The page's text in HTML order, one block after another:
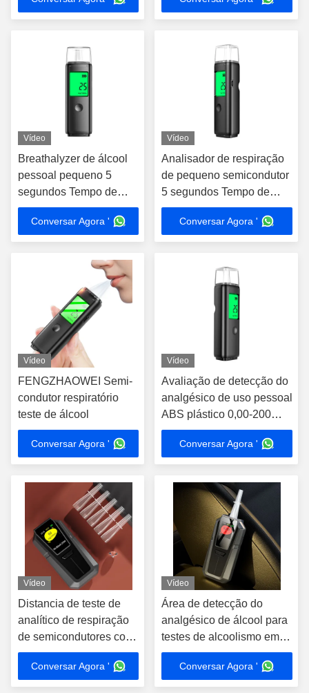
em casa
Vídeo
Breathalyzer de álcool
pessoal pequeno 5
segundos Tempo de
resposta Sr. Black05
Conversar Agora '
Vídeo
Analisador de respiração
de pequeno semicondutor
5 segundos Tempo de
resposta
Conversar Agora '
Vídeo
FENGZHAOWEI Semi-
condutor respiratório
teste de álcool
Conversar Agora '
Vídeo
Avaliação de detecção do
analgésico de uso pessoal
ABS plástico 0,00-200
mg/100 ml
Conversar Agora '
Vídeo
Distancia de teste de
analítico de respiração
de semicondutores com
precisão 3-5 Cm Faixa
de detecção 0-400
mg/100 ml
Conversar Agora '
Vídeo
Área de detecção do
analgésico de álcool para
testes de alcoolismo em
fossa bucal altamente
sensível 0,00-400 mg/100
ml
Conversar Agora '